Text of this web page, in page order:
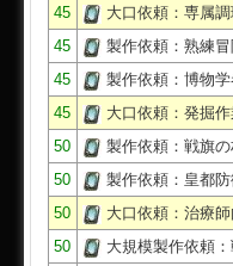
45
大口依頼：専属
45
製作依頼：熟練
45
製作依頼：博物
45
大口依頼：発掘
50
製作依頼：戦旗
50
製作依頼：皇都
50
大口依頼：治療
50
大規模製作依頼